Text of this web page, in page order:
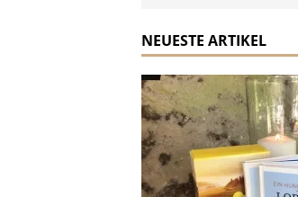
NEUESTE ARTIKEL